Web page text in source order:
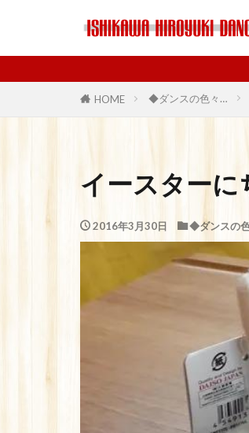
HOME ◆ダンスの色々…
イースターに
2016年3月30日 ◆ダンスの